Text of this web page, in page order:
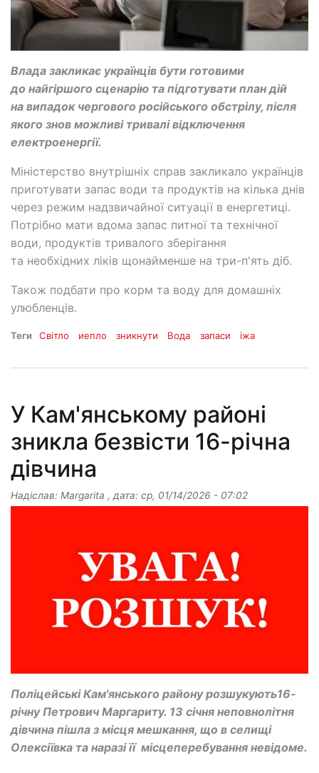
Влада закликає українців бути готовими
до найгіршого сценарію та підготувати план дій
на випадок чергового російського обстрілу, після
якого знов можливі тривалі відключення
електроенергії.
Міністерство внутрішніх справ закликало українців
приготувати запас води та продуктів на кілька днів
через режим надзвичайної ситуації в енергетиці.
Потрібно мати вдома запас питної та технічної
води, продуктів тривалого зберігання
та необхідних ліків щонайменше на три-п'ять діб.
Також подбати про корм та воду для домашніх
улюбленців.
Теги Світло иепло зникнути Вода запаси іжа
У Кам'янському районі
зникла безвісти 16-річна
дівчина
Надіслав: Margarita , дата: ср, 01/14/2026 - 07:02
Поліцейські Кам'янського району розшукують16-
річну Петрович Маргариту. 13 січня неповнолітня
дівчина пішла з місця мешкання, що в селищі
Олексіївка та наразі її місцеперебування невідоме.